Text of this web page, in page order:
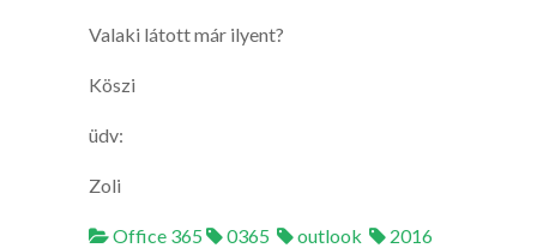
Valaki látott már ilyent?
Köszi
üdv:
Zoli
Office 365 0365 outlook
2016